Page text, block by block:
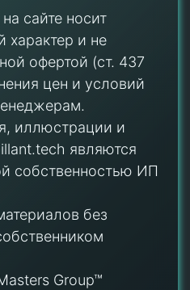
сайте носит
характер и не
офертой (ст. 437
цен и условий
иллюстрации и
являются
собственностью ИП
без
Group™